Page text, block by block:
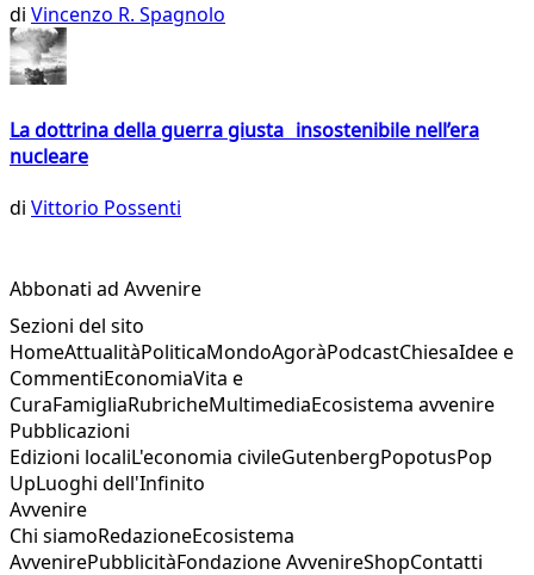
di Vincenzo R. Spagnolo
La dottrina della guerra giusta insostenibile nell’era
nucleare
di Vittorio Possenti
Abbonati ad Avvenire
Sezioni del sito
HomeAttualitàPoliticaMondoAgoràPodcastChiesaIdee e
CommentiEconomiaVita e
CuraFamigliaRubricheMultimediaEcosistema avvenire
Pubblicazioni
Edizioni localiL'economia civileGutenbergPopotusPop
UpLuoghi dell'Infinito
Avvenire
Chi siamoRedazioneEcosistema
AvvenirePubblicitàFondazione AvvenireShopContatti